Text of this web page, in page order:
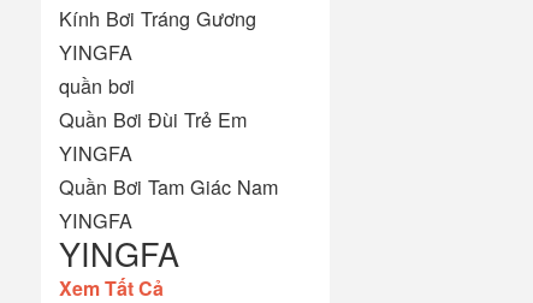
Kính Bơi Tráng Gương
YINGFA
quần bơi
Quần Bơi Đùi Trẻ Em
YINGFA
Quần Bơi Tam Giác Nam
YINGFA
YINGFA
Xem Tất Cả